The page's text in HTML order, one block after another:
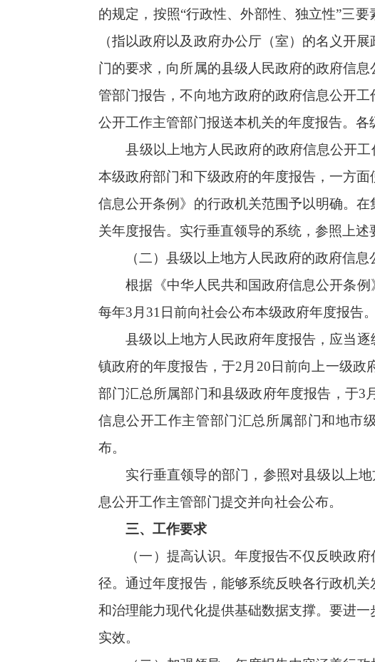
部门汇总所属部门和县级政府年度报告，于3月10日前向
信息公开工作主管部门汇总所属部门和地市级政府年度
息公开工作主管部门提交并向社会公布。
三、工作要求
（一）提高认识。年度报告不仅反映政府信息公开工
径。通过年度报告，能够系统反映各行政机关发文数量
（二）加强领导。年度报告内容涵盖行政机关日常工
面报告。要有针对性地加强领导，确保内部协调有力，相
要加强指导监督，把年度报告列入业务培训和考核评估
力量，确保工作质量。
作。政府信息公开工作机构要自觉找准政府信息管理员
确保年度报告所需数据统得出、报得准、可核查，更好发
（四）明确责任。各行政机关分管政府信息公开工作
公开工作机构是法定责任主体，要履职尽责，高质量编报
政府信息公开
一、总体情况